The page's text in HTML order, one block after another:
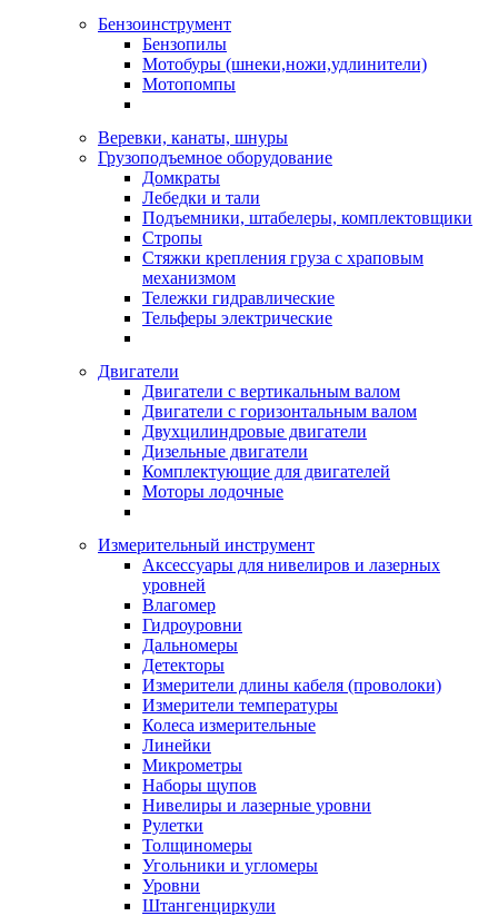
Бензоинструмент
Бензопилы
Мотобуры (шнеки,ножи,удлинители)
Мотопомпы
Веревки, канаты, шнуры
Грузоподъемное оборудование
Домкраты
Лебедки и тали
Подъемники, штабелеры, комплектовщики
Стропы
Стяжки крепления груза с храповым
механизмом
Тележки гидравлические
Тельферы электрические
Двигатели
Двигатели с вертикальным валом
Двигатели с горизонтальным валом
Двухцилиндровые двигатели
Дизельные двигатели
Комплектующие для двигателей
Моторы лодочные
Измерительный инструмент
Аксессуары для нивелиров и лазерных
уровней
Влагомер
Гидроуровни
Дальномеры
Детекторы
Измерители длины кабеля (проволоки)
Измерители температуры
Колеса измерительные
Линейки
Микрометры
Наборы щупов
Нивелиры и лазерные уровни
Рулетки
Толщиномеры
Угольники и угломеры
Уровни
Штангенциркули